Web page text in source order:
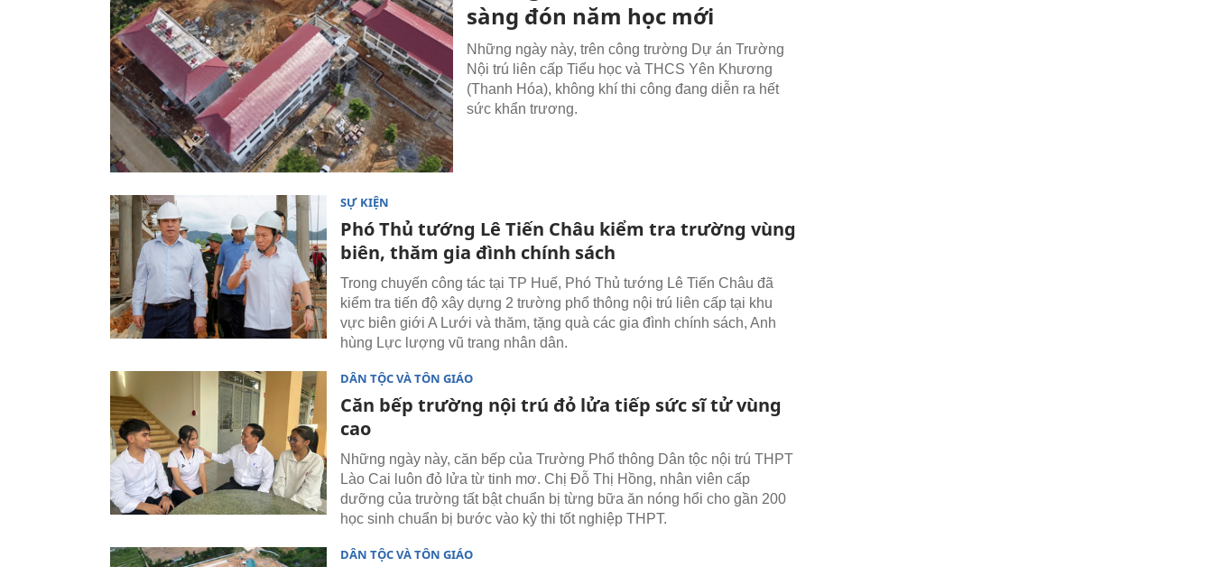
sàng đón năm học mới
Những ngày này, trên công trường Dự án Trường
Nội trú liên cấp Tiểu học và THCS Yên Khương
(Thanh Hóa), không khí thi công đang diễn ra hết
sức khẩn trương.
SỰ KIỆN
Phó Thủ tướng Lê Tiến Châu kiểm tra trường vùng
biên, thăm gia đình chính sách
Trong chuyến công tác tại TP Huế, Phó Thủ tướng Lê Tiến Châu đã
kiểm tra tiến độ xây dựng 2 trường phổ thông nội trú liên cấp tại khu
vực biên giới A Lưới và thăm, tặng quà các gia đình chính sách, Anh
hùng Lực lượng vũ trang nhân dân.
DÂN TỘC VÀ TÔN GIÁO
Căn bếp trường nội trú đỏ lửa tiếp sức sĩ tử vùng
cao
Những ngày này, căn bếp của Trường Phổ thông Dân tộc nội trú THPT
Lào Cai luôn đỏ lửa từ tinh mơ. Chị Đỗ Thị Hồng, nhân viên cấp
dưỡng của trường tất bật chuẩn bị từng bữa ăn nóng hổi cho gần 200
học sinh chuẩn bị bước vào kỳ thi tốt nghiệp THPT.
DÂN TỘC VÀ TÔN GIÁO